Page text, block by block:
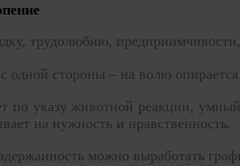
трудолюбию,
одной стороны – на волю
по указу животной реакции,
на нужность и нравственность.
можно выработать